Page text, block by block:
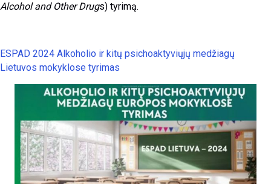
Alcohol and Other Drugs) tyrimą.
ESPAD 2024 Alkoholio ir kitų psichoaktyviųjų medžiagų
Lietuvos mokyklose tyrimas